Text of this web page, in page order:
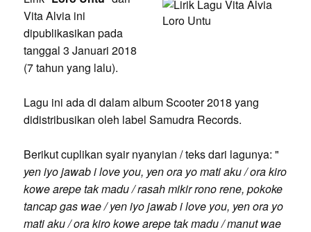
Vita Alvia ini
dipublikasikan pada
tanggal 3 Januari 2018
(7 tahun yang lalu).
Lagu ini ada di dalam album Scooter 2018 yang
didistribusikan oleh label Samudra Records.
Berikut cuplikan syair nyanyian / teks dari lagunya: "
yen iyo jawab i love you, yen ora yo mati aku / ora kiro
kowe arepe tak madu / rasah mikir rono rene, pokoke
tancap gas wae / yen iyo jawab i love you, yen ora yo
mati aku / ora kiro kowe arepe tak madu / manut wae